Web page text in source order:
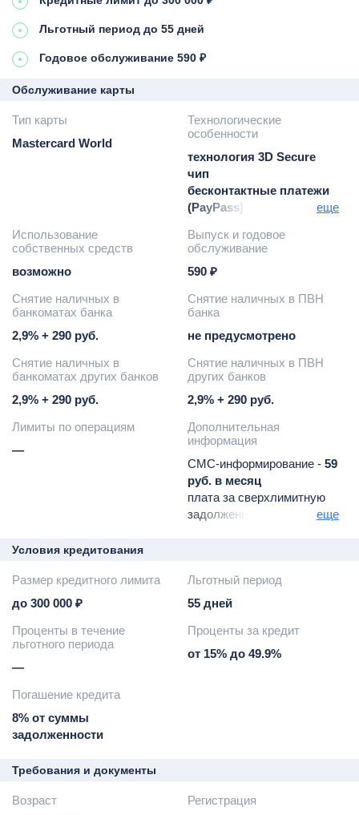
Льготный период до 55 дней
Годовое обслуживание 590 ₽
Обслуживание карты
Тип карты
Mastercard World
Технологические
особенности
технология 3D Secure
чип
бесконтактные платежи
(PayPass)
Samsung Pay
еще
Использование
собственных средств
возможно
Выпуск и годовое
обслуживание
590 ₽
Снятие наличных в
банкоматах банка
2,9% + 290 руб.
Снятие наличных в ПВН
банка
не предусмотрено
Снятие наличных в
банкоматах других банков
2,9% + 290 руб.
Снятие наличных в ПВН
других банков
2,9% + 290 руб.
Лимиты по операциям
—
Дополнительная
информация
СМС-информирование -59
руб. в месяц
плата за сверхлимитную
задолженность -
390 руб.
штраф за пропуск
минимального платежа -
возможность оформить
финансовую подписку
размещены на сайте
еще
Условия кредитования
Размер кредитного лимита
до 300 000 ₽
Льготный период
55 дней
Проценты в течение
льготного периода
—
Проценты за кредит
от 15% до 49.9%
Погашение кредита
8% от суммы
задолженности
Требования и документы
Возраст
Регистрация